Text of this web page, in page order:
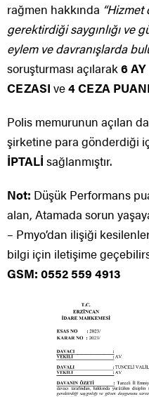
rağmen hakkında “Hizmet
gerektirdiği saygınlığı ve
eylem ve davranışlarda
soruşturması açılarak6
CEZASI ve4 CEZA PUANI
Polis memurunun açılan
şirketine para gönderdiği
İPTALİ sağlanmıştır.
Not: Düşük Performans
alan, Atamada sorun
– Pmyo’dan ilişiği
bilgi için iletişime
GSM: 0552 559 4913